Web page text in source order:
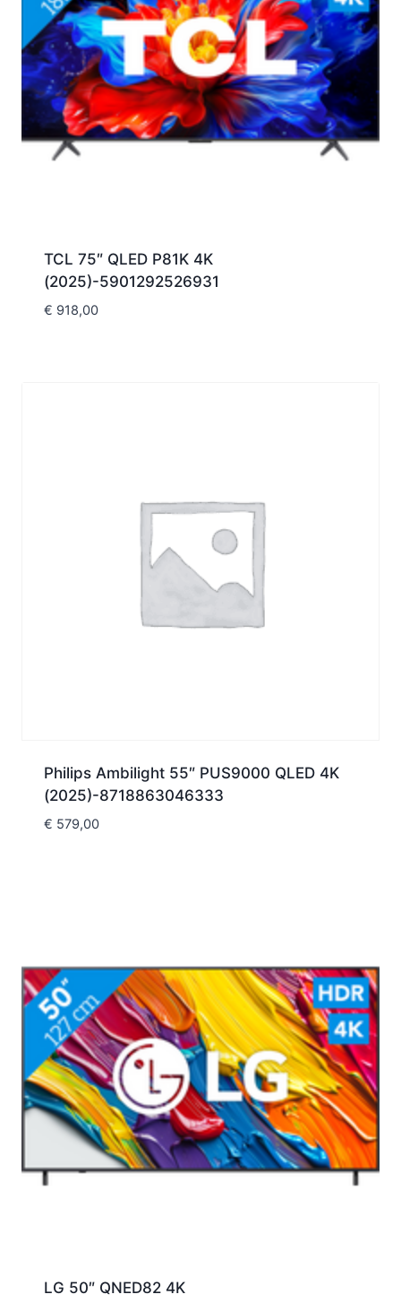
TCL 75″ QLED P81K 4K
(2025)-5901292526931
€ 918,00
Philips Ambilight 55″ PUS9000 QLED 4K
(2025)-8718863046333
€ 579,00
LG 50″ QNED82 4K